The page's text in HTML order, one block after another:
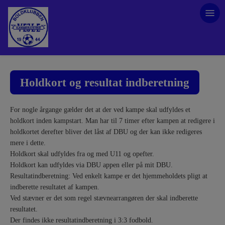
Holdkort og resultat indberetning
For nogle årgange gælder det at der ved kampe skal udfyldes et
holdkort inden kampstart. Man har til 7 timer efter kampen at redigere i
holdkortet derefter bliver det låst af DBU og der kan ikke redigeres
mere i dette.
Holdkort skal udfyldes fra og med U11 og opefter.
Holdkort kan udfyldes via DBU appen eller på mit DBU.
Resultatindberetning: Ved enkelt kampe er det hjemmeholdets pligt at
indberette resultatet af kampen.
Ved stævner er det som regel stævnearrangøren der skal indberette
resultatet.
Der findes ikke resultatindberetning i 3:3 fodbold.